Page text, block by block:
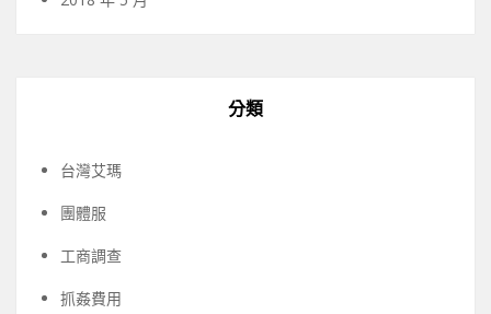
分類
台灣艾瑪
團體服
工商調查
抓姦費用